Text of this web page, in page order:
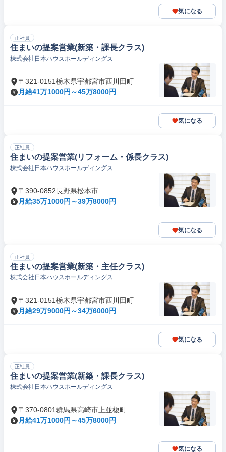
気になる
正社員
住まいの提案営業(新築・課長クラス)
株式会社日本ハウスホールディングス
〒321-0151栃木県宇都宮市西川田町
月給41万1000円～45万8000円
気になる
正社員
住まいの提案営業(リフォーム・係長クラス)
株式会社日本ハウスホールディングス
〒390-0852長野県松本市
月給35万1000円～39万8000円
気になる
正社員
住まいの提案営業(新築・主任クラス)
株式会社日本ハウスホールディングス
〒321-0151栃木県宇都宮市西川田町
月給29万9000円～34万6000円
気になる
正社員
住まいの提案営業(新築・課長クラス)
株式会社日本ハウスホールディングス
〒370-0801群馬県高崎市上並榎町
月給41万1000円～45万8000円
気になる